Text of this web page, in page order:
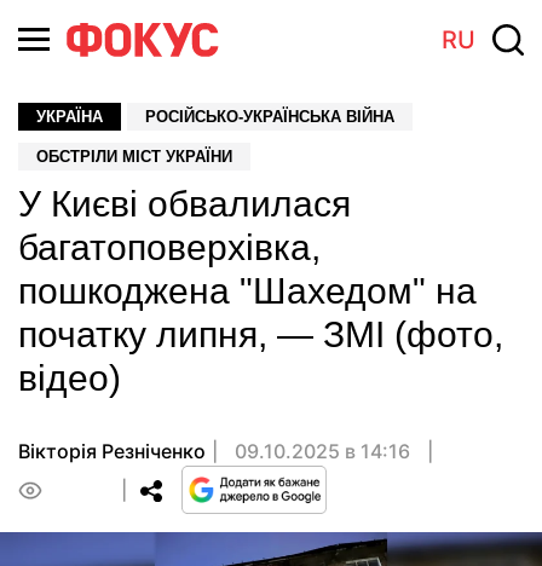
RU
УКРАЇНА РОСІЙСЬКО-УКРАЇНСЬКА ВІЙНА
ОБСТРІЛИ МІСТ УКРАЇНИ
У Києві обвалилася
багатоповерхівка,
пошкоджена "Шахедом" на
початку липня, — ЗМІ (фото,
відео)
Вікторія Резніченко
09.10.2025 в 14:16